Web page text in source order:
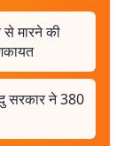
से मारने की
सरकार ने 380